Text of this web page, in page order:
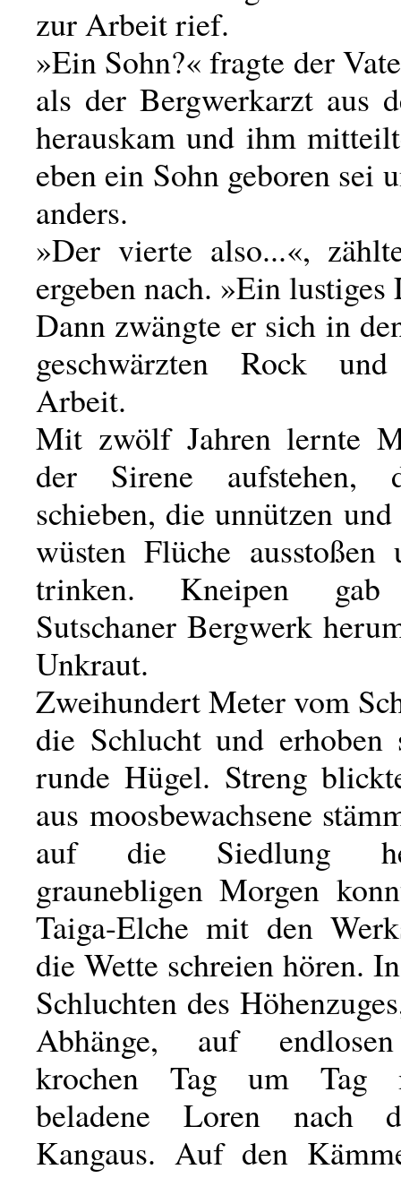
zur Arbeit rief.
»Ein Sohn?« fragte der
als der Bergwerkarzt aus
herauskam und ihm
eben ein Sohn geboren sei
anders.
»Der vierte also...«,
ergeben nach. »Ein lustiges
Dann zwängte er sich in
geschwärzten Rock
Arbeit.
Mit zwölf Jahren lernte
der Sirene aufstehen,
schieben, die unnützen
wüsten Flüche ausstoßen
trinken. Kneipen
Sutschaner Bergwerk
Unkraut.
Zweihundert Meter vom
die Schlucht und erhoben
runde Hügel. Streng
aus moosbewachsene
auf die Siedlung
graunebligen Morgen
Taiga-Elche mit den
die Wette schreien hören.
Schluchten des
Abhänge, auf
krochen Tag um Tag
beladene Loren nach
Kangaus. Auf den